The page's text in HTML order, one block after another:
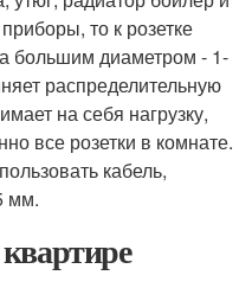
то к розетке
большим диаметром - 1-
распределительную
на себя нагрузку,
все розетки в комнате.
кабель,
мм.